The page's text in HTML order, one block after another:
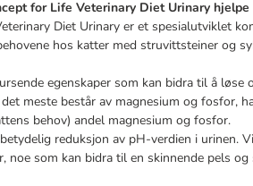
for Life Veterinary Diet Urinary hjelpe
Diet Urinary er et spesialutviklet
hos katter med struvittsteiner og
egenskaper som kan bidra til å
meste består av magnesium og fosfor,
behov) andel magnesium og fosfor.
reduksjon av pH-verdien i urinen.
noe som kan bidra til en skinnende pels og